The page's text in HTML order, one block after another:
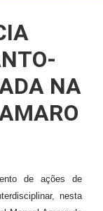
NA
de ações de
nesta